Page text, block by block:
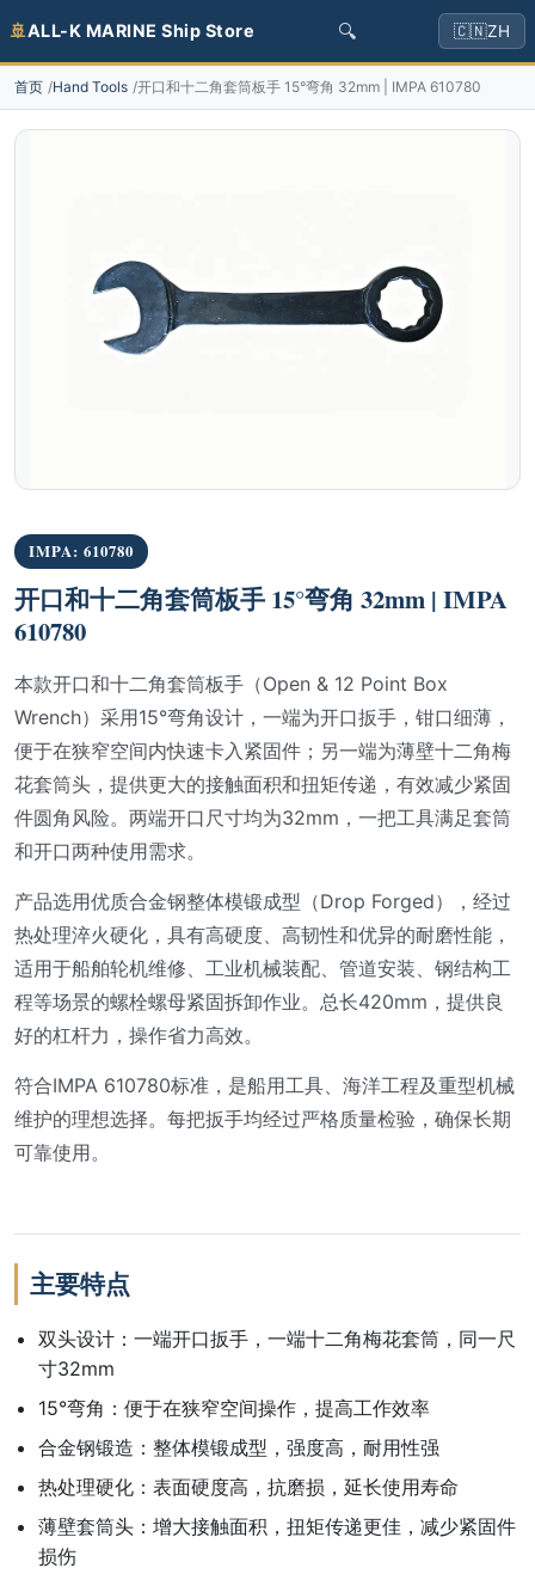
🚢ALL-K MARINE Ship Store 🔍 🇨🇳ZH
首页 Hand Tools 开口和十二角套筒板手 15°弯角 32mm | IMPA 610780
IMPA: 610780
开口和十二角套筒板手 15°弯角 32mm | IMPA
610780
本款开口和十二角套筒板手（Open & 12 Point Box
Wrench）采用15°弯角设计，一端为开口扳手，钳口细薄，
便于在狭窄空间内快速卡入紧固件；另一端为薄壁十二角梅
花套筒头，提供更大的接触面积和扭矩传递，有效减少紧固
件圆角风险。两端开口尺寸均为32mm，一把工具满足套筒
和开口两种使用需求。
产品选用优质合金钢整体模锻成型（Drop Forged），经过
热处理淬火硬化，具有高硬度、高韧性和优异的耐磨性能，
适用于船舶轮机维修、工业机械装配、管道安装、钢结构工
程等场景的螺栓螺母紧固拆卸作业。总长420mm，提供良
好的杠杆力，操作省力高效。
符合IMPA 610780标准，是船用工具、海洋工程及重型机械
维护的理想选择。每把扳手均经过严格质量检验，确保长期
可靠使用。
主要特点
双头设计：一端开口扳手，一端十二角梅花套筒，同一尺
寸32mm
15°弯角：便于在狭窄空间操作，提高工作效率
合金钢锻造：整体模锻成型，强度高，耐用性强
热处理硬化：表面硬度高，抗磨损，延长使用寿命
薄壁套筒头：增大接触面积，扭矩传递更佳，减少紧固件
损伤